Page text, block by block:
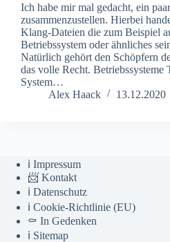
Ich habe mir mal gedacht, ein
zusammenzustellen. Hierbei
Klang-Dateien die zum Beispiel
Betriebssystem oder ähnliches
Natürlich gehört den Schöpfern
das volle Recht. Betriebssysteme
System…
Alex Haack
13.12.2020
ℹ️ Impressum
📨 Kontakt
ℹ️ Datenschutz
ℹ️ Cookie-Richtlinie (EU)
⚰️ In Gedenken
ℹ️ Sitemap